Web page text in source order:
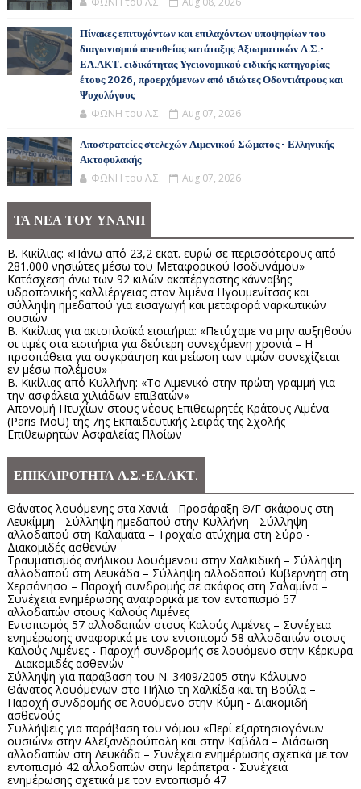
Πίνακες επιτυχόντων και επιλαχόντων υποψηφίων του
διαγωνισμού απευθείας κατάταξης Αξιωματικών Λ.Σ.-
ΕΛ.ΑΚΤ. ειδικότητας Υγειονομικού ειδικής κατηγορίας
έτους 2026, προερχόμενων από ιδιώτες Οδοντιάτρους και
Ψυχολόγους
ΦΩΝΗ του Λ.Σ. Aug 07, 2026
Αποστρατείες στελεχών Λιμενικού Σώματος - Ελληνικής
Ακτοφυλακής
ΦΩΝΗ του Λ.Σ. Aug 07, 2026
ΤΑ ΝΕΑ ΤΟΥ ΥΝΑΝΠ
Β. Κικίλιας: «Πάνω από 23,2 εκατ. ευρώ σε περισσότερους από
281.000 νησιώτες μέσω του Μεταφορικού Ισοδυνάμου»
Κατάσχεση άνω των 92 κιλών ακατέργαστης κάνναβης
υδροπονικής καλλιέργειας στον λιμένα Ηγουμενίτσας και
σύλληψη ημεδαπού για εισαγωγή και μεταφορά ναρκωτικών
ουσιών
Β. Κικίλιας για ακτοπλοϊκά εισιτήρια: «Πετύχαμε να μην αυξηθούν
οι τιμές στα εισιτήρια για δεύτερη συνεχόμενη χρονιά – Η
προσπάθεια για συγκράτηση και μείωση των τιμών συνεχίζεται
εν μέσω πολέμου»
Β. Κικίλιας από Κυλλήνη: «Το Λιμενικό στην πρώτη γραμμή για
την ασφάλεια χιλιάδων επιβατών»
Απονομή Πτυχίων στους νέους Επιθεωρητές Κράτους Λιμένα
(Paris MoU) της 7ης Εκπαιδευτικής Σειράς της Σχολής
Επιθεωρητών Ασφαλείας Πλοίων
ΕΠΙΚΑΙΡΟΤΗΤΑ Λ.Σ.-ΕΛ.ΑΚΤ.
Θάνατος λουόμενης στα Χανιά - Προσάραξη Θ/Γ σκάφους στη
Λευκίμμη - Σύλληψη ημεδαπού στην Κυλλήνη - Σύλληψη
αλλοδαπού στη Καλαμάτα – Τροχαίο ατύχημα στη Σύρο -
Διακομιδές ασθενών
Τραυματισμός ανήλικου λουόμενου στην Χαλκιδική – Σύλληψη
αλλοδαπού στη Λευκάδα – Σύλληψη αλλοδαπού Κυβερνήτη στη
Χερσόνησο – Παροχή συνδρομής σε σκάφος στη Σαλαμίνα –
Συνέχεια ενημέρωσης αναφορικά με τον εντοπισμό 57
αλλοδαπών στους Καλούς Λιμένες
Εντοπισμός 57 αλλοδαπών στους Καλούς Λιμένες – Συνέχεια
ενημέρωσης αναφορικά με τον εντοπισμό 58 αλλοδαπών στους
Καλούς Λιμένες - Παροχή συνδρομής σε λουόμενο στην Κέρκυρα
- Διακομιδές ασθενών
Σύλληψη για παράβαση του Ν. 3409/2005 στην Κάλυμνο –
Θάνατος λουόμενων στο Πήλιο τη Χαλκίδα και τη Βούλα –
Παροχή συνδρομής σε λουόμενο στην Κύμη - Διακομιδή
ασθενούς
Συλλήψεις για παράβαση του νόμου «Περί εξαρτησιογόνων
ουσιών» στην Αλεξανδρούπολη και στην Καβάλα – Διάσωση
αλλοδαπών στη Λευκάδα – Συνέχεια ενημέρωσης σχετικά με τον
εντοπισμό 42 αλλοδαπών στην Ιεράπετρα - Συνέχεια
ενημέρωσης σχετικά με τον εντοπισμό 47